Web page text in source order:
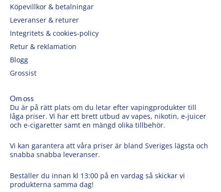
Köpevillkor & betalningar
Leveranser & returer
Integritets & cookies-policy
Retur & reklamation
Blogg
Grossist
Om oss
Du är på rätt plats om du letar efter vapingprodukter till
låga priser. Vi har ett brett utbud av vapes, nikotin, e-juicer
och e-cigaretter samt en mängd olika tillbehör.
Vi kan garantera att våra priser är bland Sveriges lägsta och
snabba snabba leveranser.
Beställer du innan kl 13:00 på en vardag så skickar vi
produkterna samma dag!